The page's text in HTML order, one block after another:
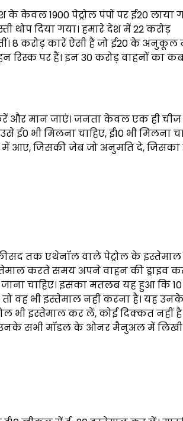
केवल 1900 पेट्रोल पंपों पर ई20 लाया
थोप दिया गया। हमारे देश में 22 करोड़
8 करोड़ कारें ऐसी हैं जो ई20 के अनुकूल
पर हैं। इन 30 करोड़ वाहनों का
और मान जाएं। जनता केवल एक ही
ई0 भी मिलना चाहिए, ई10 भी मिलना
आए, जिसकी जेब जो अनुमति दे, जिसका
तक एथेनॉल वाले पेट्रोल के
करते समय अपने वाहन की ड्राइव
जाना चाहिए। इसका मतलब यह हुआ कि
वह भी इस्तेमाल नहीं करना है। यह
भी इस्तेमाल कर लें, कोई दिक्कत नहीं
उनके सभी मॉडल के ओनर मैनुअल में लिखी